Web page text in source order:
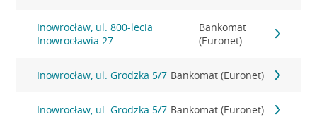
Inowrocław, ul. 800-lecia
Inowrocławia 27
Bankomat
(Euronet)
Inowrocław, ul. Grodzka 5/7 Bankomat (Euronet)
Inowrocław, ul. Grodzka 5/7 Bankomat (Euronet)